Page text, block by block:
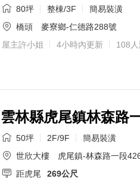
80坪 整棟/3F
簡易裝潢
橋頭
麥寮鄉-仁德路288號
屋主許小姐
4小時內更新 108
雲林縣虎尾鎮林森路
50坪 2F/9F
簡易裝潢
世欣大樓
虎尾鎮-林森路一段
距虎尾
269公尺